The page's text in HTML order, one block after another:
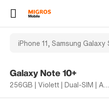
Galaxy Note 10+
256GB | Violett | Dual-SIM | Akzeptabler Zustand